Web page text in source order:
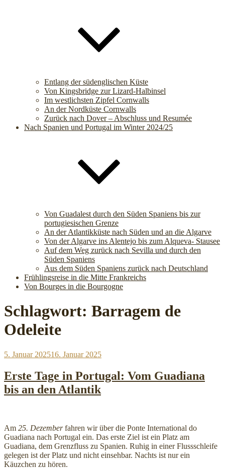
Entlang der südenglischen Küste
Von Kingsbridge zur Lizard-Halbinsel
Im westlichsten Zipfel Cornwalls
An der Nordküste Cornwalls
Zurück nach Dover – Abschluss und Resumée
Nach Spanien und Portugal im Winter 2024/25
Von Guadalest durch den Süden Spaniens bis zur
portugiesischen Grenze
An der Atlantikküste nach Süden und an die Algarve
Von der Algarve ins Alentejo bis zum Alqueva- Stausee
Auf dem Weg zurück nach Sevilla und durch den
Süden Spaniens
Aus dem Süden Spaniens zurück nach Deutschland
Frühlingsreise in die Mitte Frankreichs
Von Bourges in die Bourgogne
Schlagwort: Barragem de
Odeleite
Veröffentlicht
5. Januar 202516. Januar 2025
Erste Tage in Portugal: Vom Guadiana
bis an den Atlantik
Am 25. Dezemberfahren wir über die Ponte International do
Guadiana nach Portugal ein. Das erste Ziel ist ein Platz am
Guadiana, dem Grenzfluss zu Spanien. Ruhig in einer Flussschleife
gelegen ist der Platz und nicht einsehbar. Nachts ist nur ein
Käuzchen zu hören.